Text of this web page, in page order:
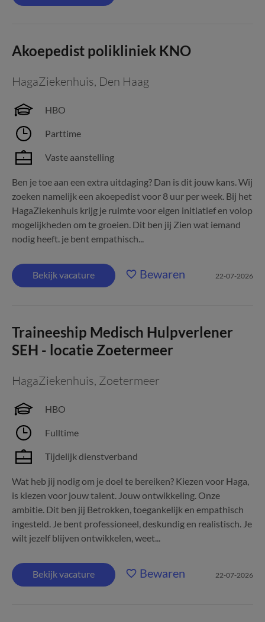
Akoepedist polikliniek KNO
HagaZiekenhuis, Den Haag
HBO
Parttime
Vaste aanstelling
Ben je toe aan een extra uitdaging? Dan is dit jouw kans. Wij
zoeken namelijk een akoepedist voor 8 uur per week. Bij het
HagaZiekenhuis krijg je ruimte voor eigen initiatief en volop
mogelijkheden om te groeien. Dit ben jij Zien wat iemand
nodig heeft. je bent empathisch...
Bekijk vacature Bewaren 22-07-2026
Traineeship Medisch Hulpverlener
SEH - locatie Zoetermeer
HagaZiekenhuis, Zoetermeer
HBO
Fulltime
Tijdelijk dienstverband
Wat heb jij nodig om je doel te bereiken? Kiezen voor Haga,
is kiezen voor jouw talent. Jouw ontwikkeling. Onze
ambitie. Dit ben jij Betrokken, toegankelijk en empathisch
ingesteld. Je bent professioneel, deskundig en realistisch. Je
wilt jezelf blijven ontwikkelen, weet...
Bekijk vacature Bewaren 22-07-2026